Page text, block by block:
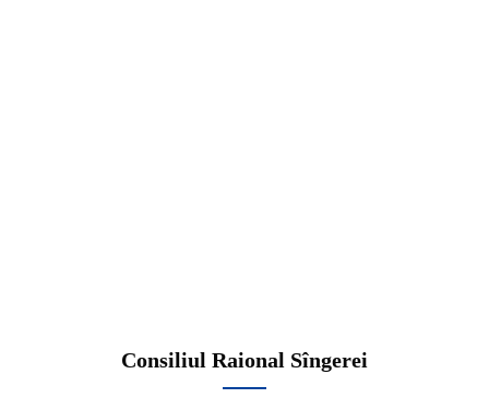
Consiliul Raional Sîngerei